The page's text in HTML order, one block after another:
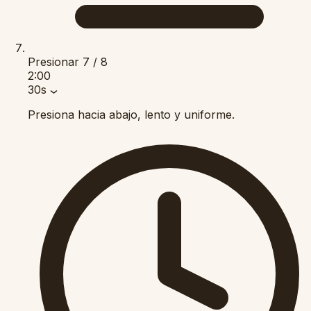
Presionar 7 / 8
2:00
30s
Presiona hacia abajo, lento y uniforme.